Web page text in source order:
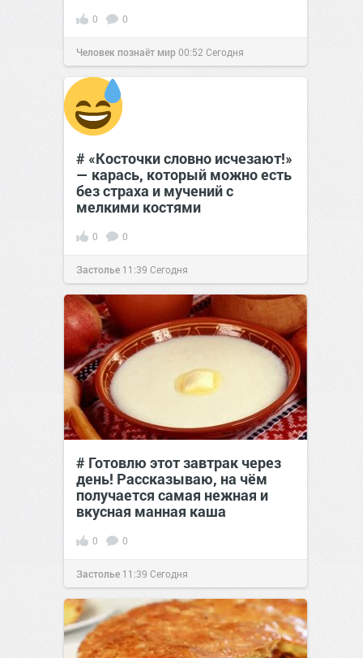
0 0
Человек познаёт мир00:52 Сегодня
# «Косточки словно исчезают!»
— карась, который можно есть
без страха и мучений с
мелкими костями
0 0
Застолье 11:39 Сегодня
# Готовлю этот завтрак через
день! Рассказываю, на чём
получается самая нежная и
вкусная манная каша
0 0
Застолье 11:39 Сегодня